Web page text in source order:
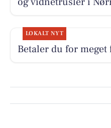
LOKALT NYT
Betaler du for